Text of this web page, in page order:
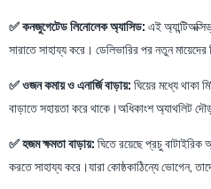
✅ কনজুগেটেড লিনোলেক অ্যাসিড: এই
সারাতে সাহায্য করে। ডেলিভারির পর নতুন
✅ ওজন কমায় ও এনার্জি বাড়ায়: ঘিয়ের মধ্যে থাকা
বাড়াতে সহায়তা করে থাকে।অধিকাংশ অ্যাথলিট
✅ হজম ক্ষমতা বাড়ায়: ঘিতে রয়েছে প্রচু বাটাইরিক
করতে সাহায্য করে।যারা কোষ্ঠকাঠিন্যে ভোগেন,